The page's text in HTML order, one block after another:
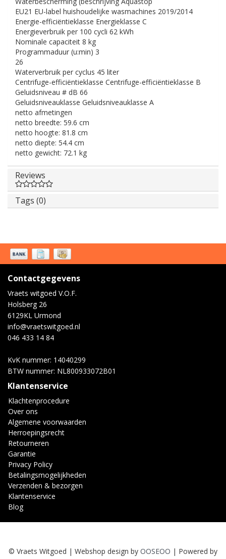
EU21 EU-label huishoudelijke wasmachines 2019/2014
Energie-efficiëntieklasse Energieklasse C
Energieverbruik per 100 cycli 62 kWh
Nominale capaciteit 8 kg
Programmaduur (u:min) 3
26
Waterverbruik per cyclus 45 liter
Centrifuge-efficiëntieklasse Centrifuge-efficiëntieklasse B
Geluidsniveau # dB 66
Geluidsniveauklasse Geluidsniveauklasse A
netto afmetingen
netto breedte: 59.6 cm
netto hoogte: 81.8 cm
netto diepte: 54.4 cm
netto gewicht: 72.1 kg
Reviews
Tags (0)
Contactgegevens
Vraets witgoed V.O.F.
Holsberg 26
6129KL Urmond
info@vraetswitgoed.nl
046 433 14 84
KvK nummer: 14040299
BTW nummer: NL800933072B01
Klantenservice
Klachtenprocedure
Over ons
Algemene voorwaarden
Herroepingsrecht
Retourneren
Garantie
Privacy Policy
Betalingsmogelijkheden
Verzenden & bezorgen
Klantenservice
Blog
© Vraets Witgoed | Webshop design by OOSEOO | Powered by